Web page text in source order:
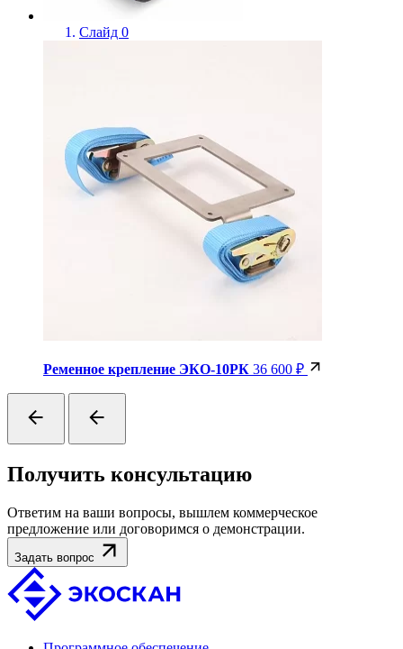
Слайд 0
Ременное крепление ЭКО-10РК 36 600 ₽
Получить консультацию
Ответим на ваши вопросы, вышлем коммерческое
предложение или договоримся о демонстрации.
Задать вопрос